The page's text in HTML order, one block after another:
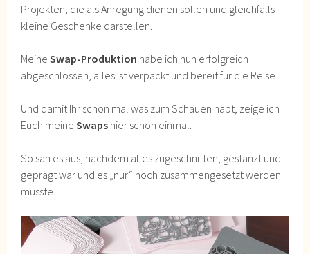
Projekten, die als Anregung dienen sollen und gleichfalls
kleine Geschenke darstellen.
MeineSwap-Produktion habe ich nun erfolgreich
abgeschlossen, alles ist verpackt und bereit für die Reise.
Und damit Ihr schon mal was zum Schauen habt, zeige ich
Euch meineSwaps hier schon einmal.
So sah es aus, nachdem alles zugeschnitten, gestanzt und
geprägt war und es „nur“ noch zusammengesetzt werden
musste.